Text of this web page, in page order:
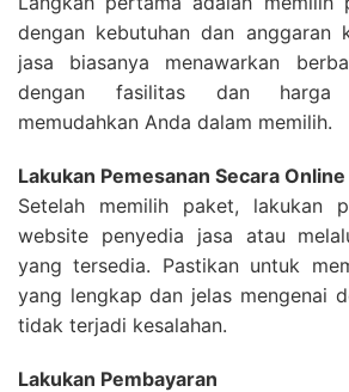
dengan kebutuhan dan anggaran
jasa biasanya menawarkan
dengan fasilitas dan harga
memudahkan Anda dalam memilih.
Lakukan Pemesanan Secara
Setelah memilih paket, lakukan
website penyedia jasa atau
yang tersedia. Pastikan untuk
yang lengkap dan jelas mengenai
tidak terjadi kesalahan.
Lakukan Pembayaran